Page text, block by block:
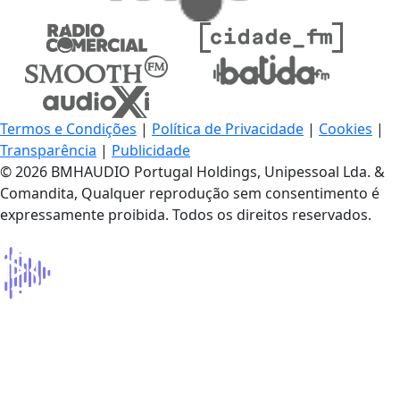
Termos e Condições | Política de Privacidade | Cookies |
Transparência | Publicidade
© 2026 BMHAUDIO Portugal Holdings, Unipessoal Lda. &
Comandita, Qualquer reprodução sem consentimento é
expressamente proibida. Todos os direitos reservados.